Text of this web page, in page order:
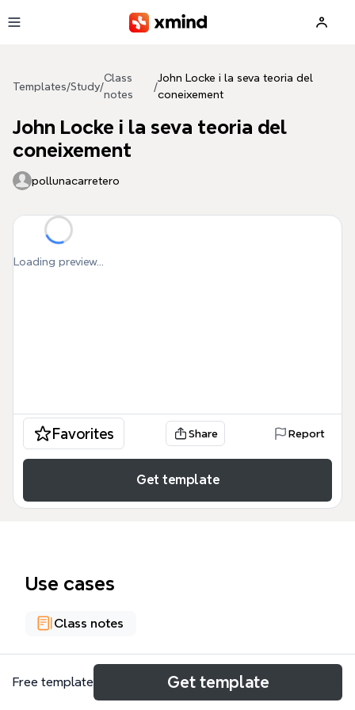
Templates/Study/
Class
notes
/
John Locke i la seva teoria del
coneixement
John Locke i la seva teoria del
coneixement
pollunacarretero
Loading preview...
Favorites Share Report
Get template
Use cases
Class notes
About
Free template Get template